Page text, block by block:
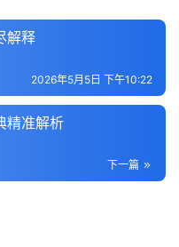
解释
2026年5月5日 下午10:22
精准解析
下一篇